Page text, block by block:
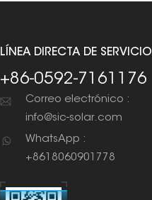
LÍNEA DIRECTA DE SERVICIO
+86-0592-7161176
Correo electrónico :
info@sic-solar.com
WhatsApp :
+8618060901778